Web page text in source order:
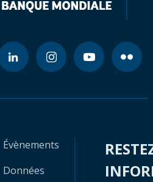
Évènements
Données